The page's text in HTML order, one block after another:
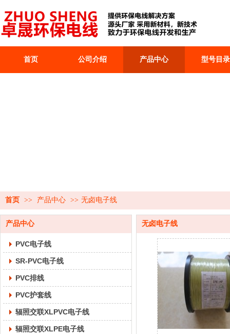
首页 公司介绍 产品中心 型号目录
首页 >> 产品中心 >> 无卤电子线
产品中心
PVC电子线
SR-PVC电子线
PVC排线
PVC护套线
辐照交联XLPVC电子线
辐照交联XLPE电子线
无卤电子线